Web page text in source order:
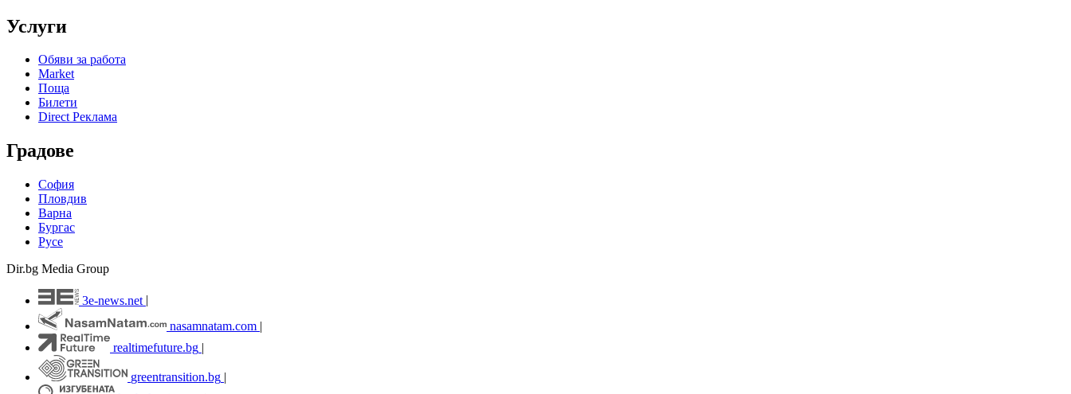
Услуги
Обяви за работа
Market
Поща
Билети
Direct Реклама
Градове
София
Пловдив
Варна
Бургас
Русе
Dir.bg Media Group
3e-news.net
nasamnatam.com |
realtimefuture.bg |
greentransition.bg |